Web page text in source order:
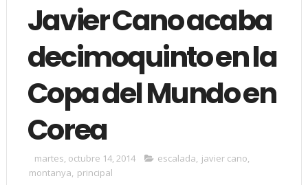
Javier Cano acaba
decimoquinto en la
Copa del Mundo en
Corea
martes, octubre 14, 2014 escalada, javier cano,
montanya, principal